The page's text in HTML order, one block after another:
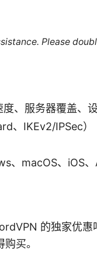
Please
、服务器覆盖、设
、IKEv2/IPSec）
、macOS、iOS、
的独家优
买。